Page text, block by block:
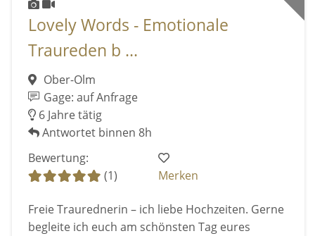
Lovely Words - Emotionale
Traureden b ...
Ober-Olm
Gage: auf Anfrage
6 Jahre tätig
Antwortet binnen 8h
Bewertung:
(1)
Merken
Freie Traurednerin – ich liebe Hochzeiten. Gerne
begleite ich euch am schönsten Tag eures